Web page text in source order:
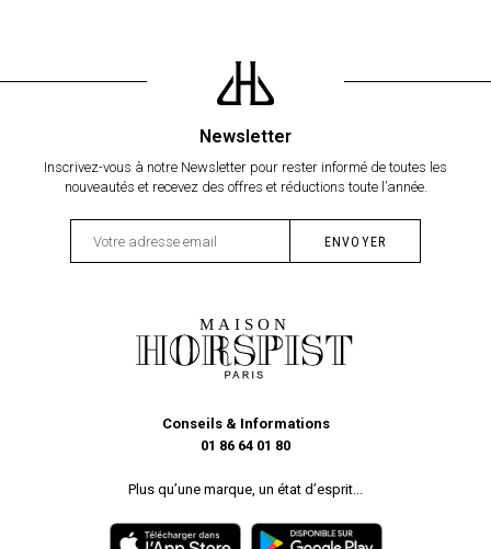
Newsletter
Inscrivez-vous à notre Newsletter pour rester informé de toutes les
nouveautés et recevez des offres et réductions toute l’année.
Conseils & Informations
01 86 64 01 80
Plus qu’une marque, un état d’esprit...